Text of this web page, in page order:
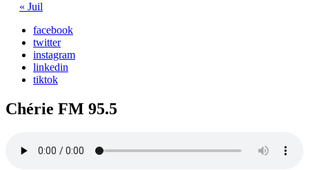
« Juil
facebook
twitter
instagram
linkedin
tiktok
Chérie FM 95.5